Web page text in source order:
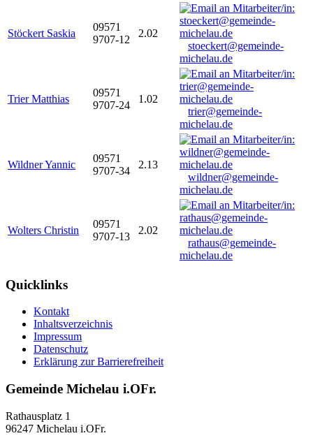
Stöckert Saskia
09571
9707-12
2.02
stoeckert@gemeinde-
michelau.de
Trier Matthias
09571
9707-24
1.02
trier@gemeinde-
michelau.de
Wildner Yannic
09571
9707-34
2.13
wildner@gemeinde-
michelau.de
Wolters Christin
09571
9707-13
2.02
rathaus@gemeinde-
michelau.de
Quicklinks
Kontakt
Inhaltsverzeichnis
Impressum
Datenschutz
Erklärung zur Barrierefreiheit
Gemeinde Michelau i.OFr.
Rathausplatz 1
96247 Michelau i.OFr.